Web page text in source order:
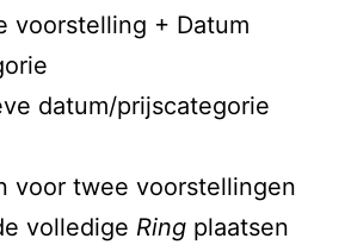
voorstelling + Datum
datum/prijscategorie
voor twee voorstellingen
volledige Ring plaatsen